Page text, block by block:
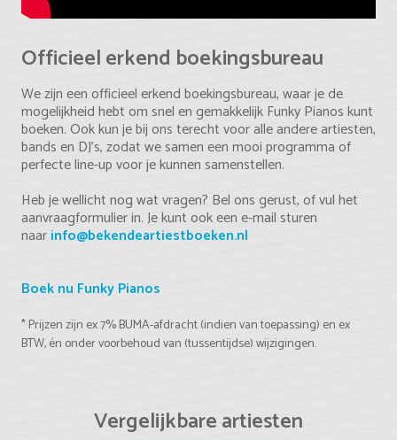
Officieel erkend boekingsbureau
We zijn een officieel erkend boekingsbureau, waar je de
mogelijkheid hebt om snel en gemakkelijk Funky Pianos kunt
boeken. Ook kun je bij ons terecht voor alle andere artiesten,
bands en DJ's, zodat we samen een mooi programma of
perfecte line-up voor je kunnen samenstellen.
Heb je wellicht nog wat vragen? Bel ons gerust, of vul het
aanvraagformulier in. Je kunt ook een e-mail sturen
naarinfo@bekendeartiestboeken.nl
Boek nu Funky Pianos
* Prijzen zijn ex 7% BUMA-afdracht (indien van toepassing) en ex
BTW, én onder voorbehoud van (tussentijdse) wijzigingen.
Vergelijkbare artiesten